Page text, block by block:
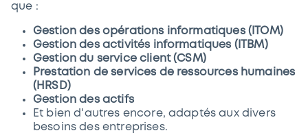
que :
Gestion des opérations informatiques (ITOM)
Gestion des activités informatiques (ITBM)
Gestion du service client (CSM)
Prestation de services de ressources humaines
(HRSD)
Gestion des actifs
Et bien d'autres encore, adaptés aux divers
besoins des entreprises.